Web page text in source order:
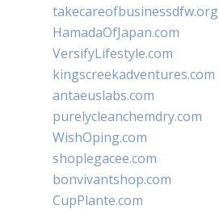
takecareofbusinessdfw.org
HamadaOfJapan.com
VersifyLifestyle.com
kingscreekadventures.com
antaeuslabs.com
purelycleanchemdry.com
WishOping.com
shoplegacee.com
bonvivantshop.com
CupPlante.com